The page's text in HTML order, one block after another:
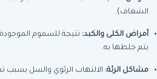
الشغاف).
أمراض الكلى والكبد: نتيجة للسموم الموجودة
يتم خلطها به.
مشاكل الرئة: الالتهاب الرئوي والسل بسبب